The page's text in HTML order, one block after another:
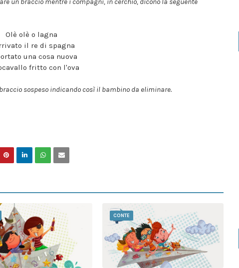
Olè olè o lagna
il re di spagna
una cosa nuova
fritto con l'ova
sospeso indicando così il bambino da eliminare.
CONTE